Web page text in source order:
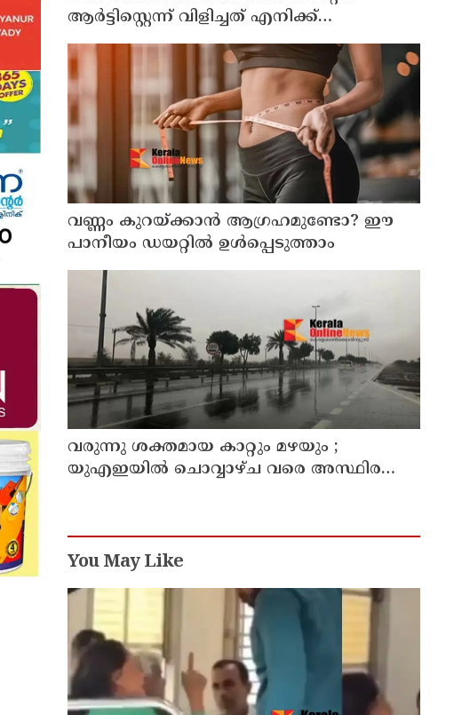
ആര്‍ട്ടിസ്റ്റെന്ന് വിളിച്ചത് എനിക്ക്
ഇഷ്ടമായില്ല, ഞാന്‍ ആ പ്രൊജക്ടില്‍ നിന്ന്
പിന്മാറി; വെളിപ്പെടുത്തി ജൂഡ് ആന്റണി
ജോസഫ്
വണ്ണം കുറയ്ക്കാൻ ആഗ്രഹമുണ്ടോ? ഈ
പാനീയം ഡയറ്റിൽ ഉൾപ്പെടുത്താം
വരുന്നു ശക്തമായ കാറ്റും മഴയും ;
യുഎഇയില്‍ ചൊവ്വാഴ്ച വരെ അസ്ഥിര
You May Like